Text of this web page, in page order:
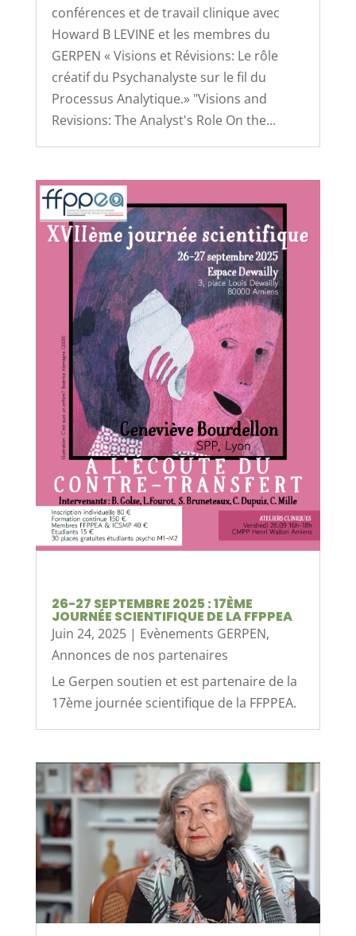
conférences et de travail clinique avec
Howard B LEVINE et les membres du
GERPEN « Visions et Révisions: Le rôle
créatif du Psychanalyste sur le fil du
Processus Analytique.» "Visions and
Revisions: The Analyst's Role On the...
26-27 SEPTEMBRE 2025 : 17ÈME
JOURNÉE SCIENTIFIQUE DE LA FFPPEA
Juin 24, 2025| Evènements GERPEN,
Annonces de nos partenaires
Le Gerpen soutien et est partenaire de la
17ème journée scientifique de la FFPPEA.